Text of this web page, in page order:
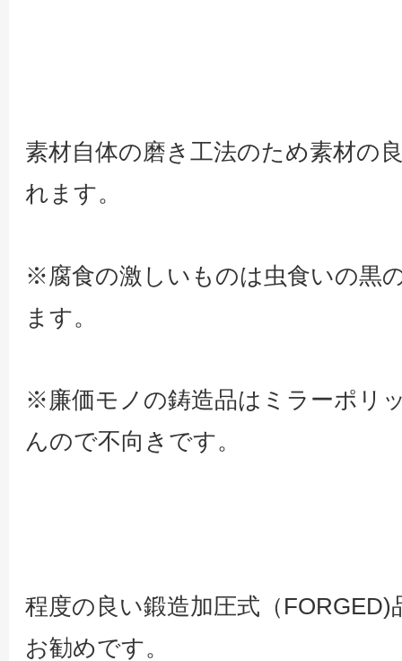
素材自体の磨き工法のため素材の
れます。
※腐食の激しいものは虫食いの黒
ます。
※廉価モノの鋳造品はミラーポリ
んので不向きです。
程度の良い鍛造加圧式（
お勧めです。